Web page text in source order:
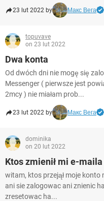
23 lut 2022 by Макс Вега
topuvave
on 23 lut 2022
Dwa konta
Od dwóch dni nie mogę się
Messenger ( pierwsze jest
2mcy ) nie miałam prob...
23 lut 2022 by Макс Вега
dominika
on 20 lut 2022
Ktos zmienił mi e-
witam, ktos przejął moje konto
ani sie zalogowac ani znienic
zresetowac ha...